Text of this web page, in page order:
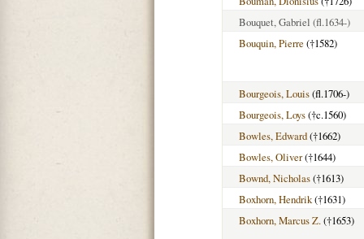
Bouquet, Gabriel (fl.1634-)
Bouquin, Pierre (†1582)
Bourgeois, Louis(fl.1706-)
Bourgeois, Loys(†c.1560)
Bowles, Edward(†1662)
Bowles, Oliver(†1644)
Bownd, Nicholas(†1613)
Boxhorn, Hendrik(†1631)
Boxhorn, Marcus Z.(†1653)